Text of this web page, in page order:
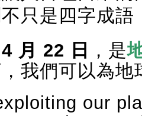
只是四字成語
4 月 22 日 ，是
我們可以為
our